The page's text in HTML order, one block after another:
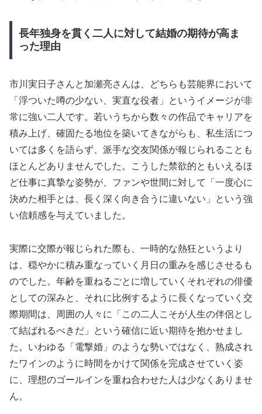
長年独身を貫く二人に対して結婚の期待が高ま
った理由
市川実日子さんと加瀬亮さんは、どちらも芸能界において
「浮ついた噂の少ない、実直な役者」というイメージが非
常に強い二人です。若いうちから数々の作品でキャリアを
積み上げ、確固たる地位を築いてきながらも、私生活につ
いては多くを語らず、派手な交友関係が報じられることも
ほとんどありませんでした。こうした禁欲的ともいえるほ
ど仕事に真摯な姿勢が、ファンや世間に対して「一度心に
決めた相手とは、長く深く向き合うに違いない」という強
い信頼感を与えていました。
実際に交際が報じられた際も、一時的な熱狂というより
は、穏やかに積み重なっていく月日の重みを感じさせるも
のでした。年齢を重ねるごとに増していくそれぞれの俳優
としての深みと、それに比例するように長くなっていく交
際期間は、周囲の人々に「この二人こそが人生の伴侶とし
て結ばれるべきだ」という確信に近い期待を抱かせまし
た。いわゆる「電撃婚」のような勢いではなく、熟成され
たワインのように時間をかけて関係を完成させていく姿
に、理想のゴールインを重ね合わせた人は少なくありませ
ん。